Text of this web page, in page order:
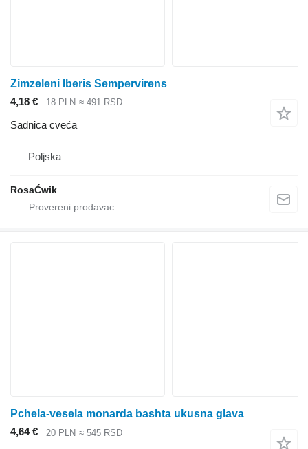
Zimzeleni Iberis Sempervirens
4,18 €
18 PLN ≈ 491 RSD
Sadnica cveća
Poljska
RosaĆwik
Pchela-vesela monarda bashta ukusna glava
4,64 €
20 PLN ≈ 545 RSD